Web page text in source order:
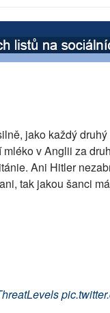
jako každý
v Anglii za
Ani Hitler
tak jakou šanci